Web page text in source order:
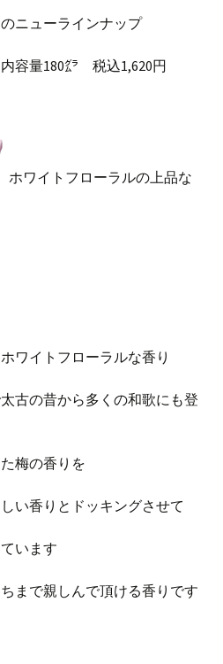
ニューラインナップ
容量180㌘ 税込1,620円
ホワイトフローラルの上品な
ワイトフローラルな香り
古の昔から多くの和歌にも登
梅の香りを
い香りとドッキングさせて
います
まで親しんで頂ける香りです